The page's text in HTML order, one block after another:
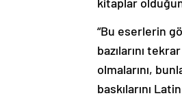
“Bu eserlerin
bazılarını
olmalarını,
baskılarını